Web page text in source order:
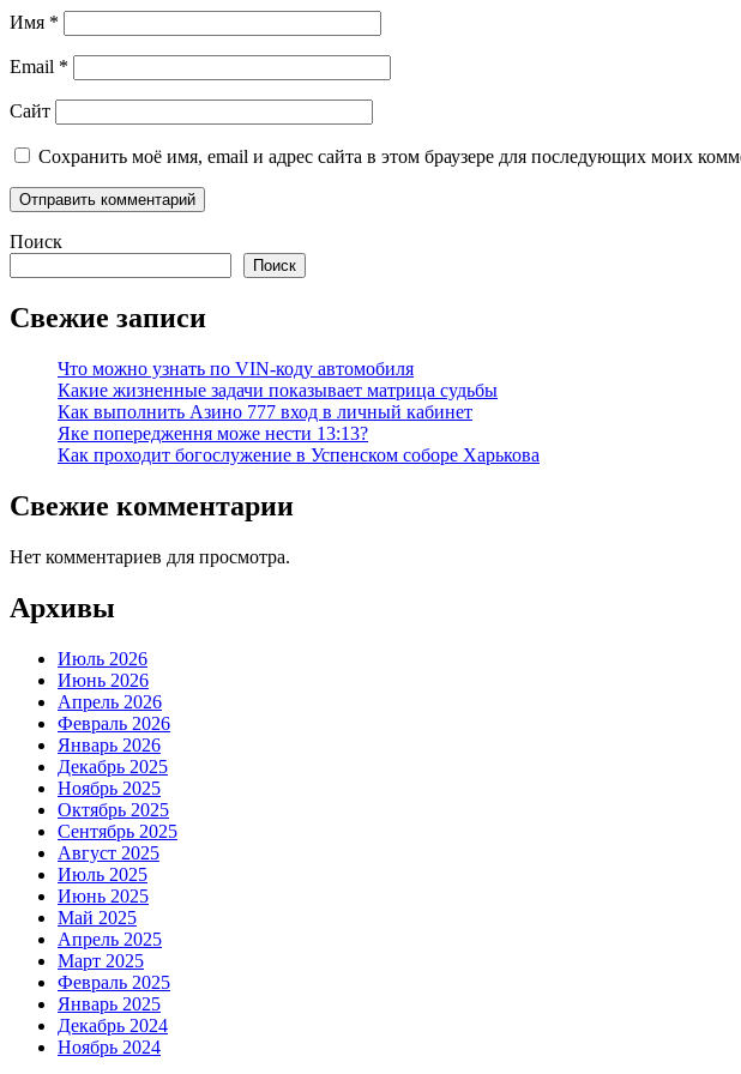
Имя *
Email *
Сайт
Сохранить моё имя, email и адрес сайта в этом браузере для последующих моих
Поиск
Поиск
Свежие записи
Что можно узнать по VIN-коду автомобиля
Какие жизненные задачи показывает матрица судьбы
Как выполнить Азино 777 вход в личный кабинет
Яке попередження може нести 13:13?
Как проходит богослужение в Успенском соборе Харькова
Свежие комментарии
Нет комментариев для просмотра.
Архивы
Июль 2026
Июнь 2026
Апрель 2026
Февраль 2026
Январь 2026
Декабрь 2025
Ноябрь 2025
Октябрь 2025
Сентябрь 2025
Август 2025
Июль 2025
Июнь 2025
Май 2025
Апрель 2025
Март 2025
Февраль 2025
Январь 2025
Декабрь 2024
Ноябрь 2024